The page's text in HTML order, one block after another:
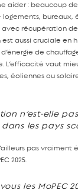
aider : beaucoup
bureaux,
récupération de
aussi cruciale en
de
L’efficacité vaut
éoliennes ou
n’est-elle
les pays
pas
2025.
les MoPEC